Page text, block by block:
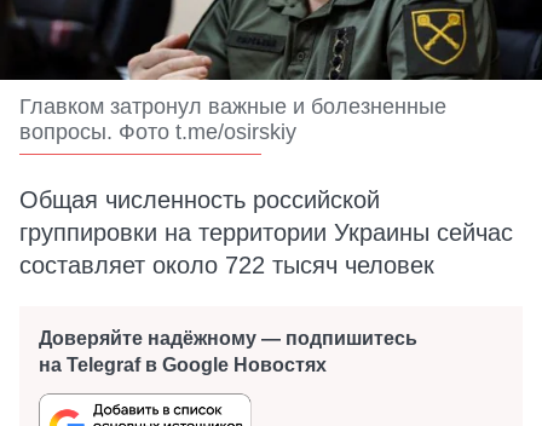
Главком затронул важные и болезненные
вопросы. Фото t.me/osirskiy
Общая численность российской
группировки на территории Украины сейчас
составляет около 722 тысяч человек
Доверяйте надёжному — подпишитесь
на Telegraf в Google Новостях